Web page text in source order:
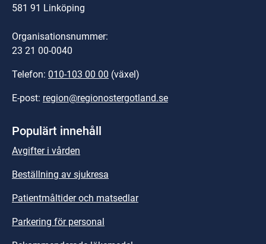
581 91 Linköping
Organisationsnummer:
23 21 00-0040
Telefon: 010-103 00 00 (växel)
E-post: region@regionostergotland.se
Populärt innehåll
Avgifter i vården
Beställning av sjukresa
Patientmåltider och matsedlar
Parkering för personal